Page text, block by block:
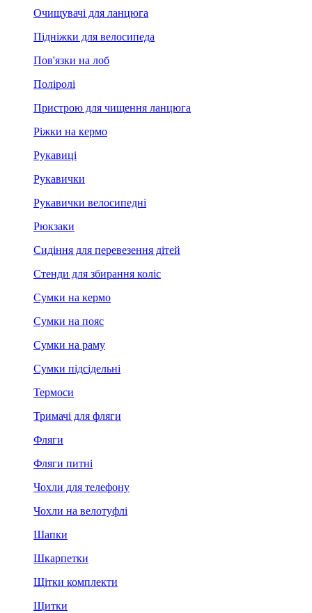
Очищувачі для ланцюга
Підніжки для велосипеда
Пов'язки на лоб
Поліролі
Пристрою для чищення ланцюга
Ріжки на кермо
Рукавиці
Рукавички
Рукавички велосипедні
Рюкзаки
Сидіння для перевезення дітей
Стенди для збирання коліс
Сумки на кермо
Сумки на пояс
Сумки на раму
Сумки підсідельні
Термоси
Тримачі для фляги
Фляги
Фляги питні
Чохли для телефону
Чохли на велотуфлі
Шапки
Шкарпетки
Щітки комплекти
Щитки